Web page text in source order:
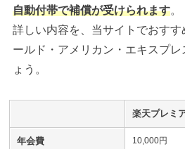
自動付帯で補償が受けられます。
詳しい内容を、当サイトでおす
ールド・アメリカン・エキスプ
ょう。
楽天プレミ
年会費 10,000円